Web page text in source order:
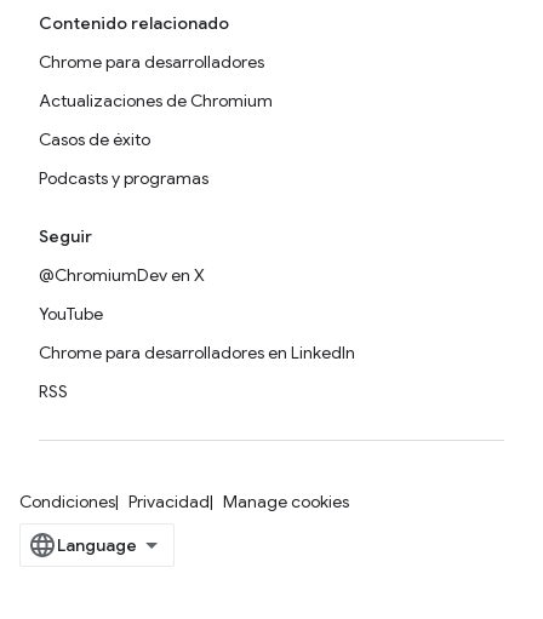
Contenido relacionado
Chrome para desarrolladores
Actualizaciones de Chromium
Casos de éxito
Podcasts y programas
Seguir
@ChromiumDev en X
YouTube
Chrome para desarrolladores en LinkedIn
RSS
Condiciones Privacidad Manage cookies